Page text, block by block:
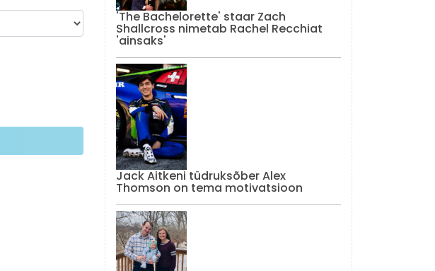
'The Bachelorette' staar Zach
Shallcross nimetab Rachel Recchiat
'ainsaks'
Jack Aitkeni tüdruksõber Alex
Thomson on tema motivatsioon